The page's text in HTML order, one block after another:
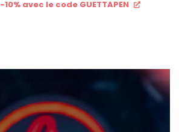
-10% avec le code GUETTAPEN